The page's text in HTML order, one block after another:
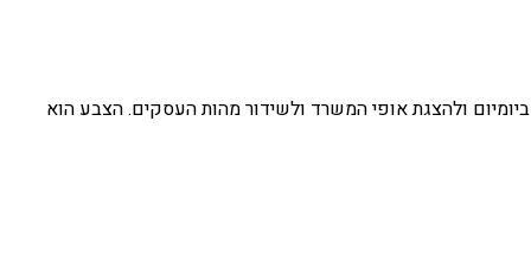
ולהצגת אופי המשרד ולשידור מהות העסקים. הצבע הוא